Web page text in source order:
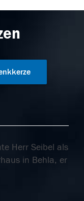
Herr Seibel als
in Behla, er